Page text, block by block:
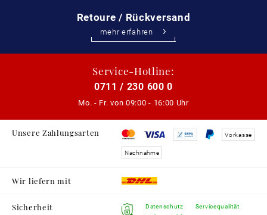
Retoure / Rückversand
mehr erfahren
Service-Hotline:
0711 / 230 600 0
Mo. - Fr. von 09:00 - 16:00 Uhr
Unsere Zahlungsarten Vorkasse
Nachnahme
Wir liefern mit
Sicherheit
Datenschutz
Servicequalität